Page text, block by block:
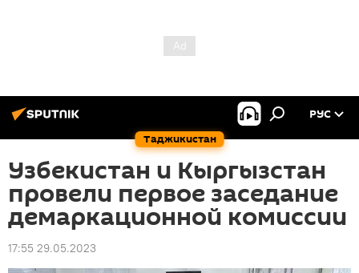
Таджикистан
РУС
Узбекистан и Кыргызстан
провели первое заседание
демаркационной комиссии
17:55 29.05.2023